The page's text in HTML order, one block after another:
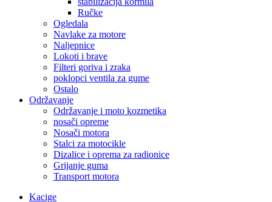
Ručke
Ogledala
Navlake za motore
Naljepnice
Lokoti i brave
Filteri goriva i zraka
poklopci ventila za gume
Ostalo
Održavanje
Održavanje i moto kozmetika
nosači opreme
Nosači motora
Stalci za motocikle
Dizalice i oprema za radionice
Grijanje guma
Transport motora
Kacige